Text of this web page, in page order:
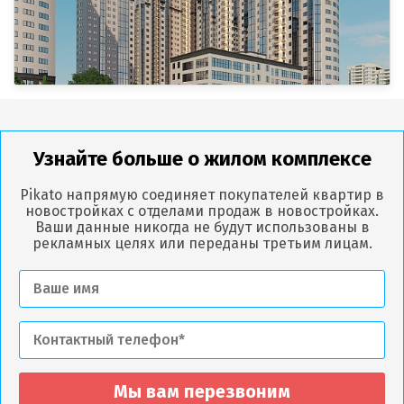
Узнайте больше о жилом комплексе
Pikato напрямую соединяет покупателей квартир в
новостройках с отделами продаж в новостройках.
Ваши данные никогда не будут использованы в
рекламных целях или переданы третьим лицам.
Мы вам перезвоним